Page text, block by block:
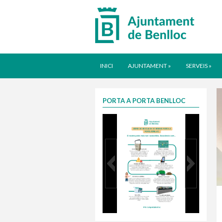
INICI AJUNTAMENT » SERVEIS »
PORTA A PORTA BENLLOC